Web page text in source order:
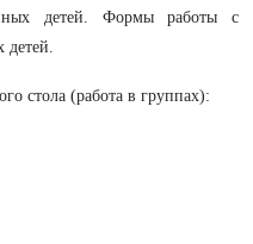
детей. Формы работы с
детей.
стола (работа в группах):